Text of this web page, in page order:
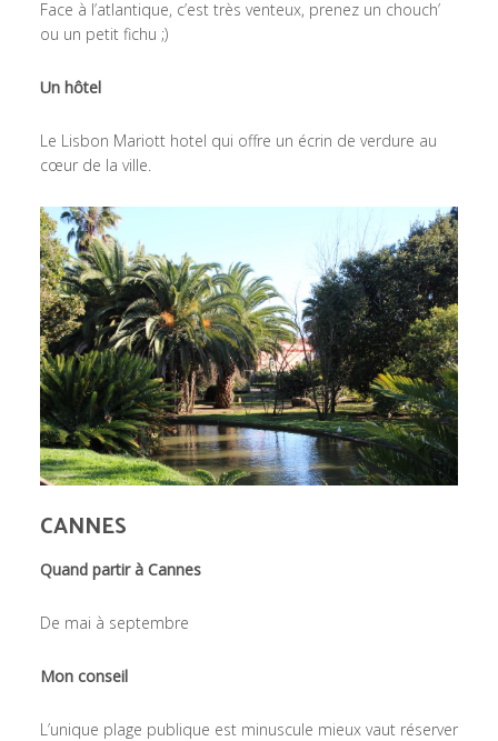
Face à l’atlantique, c’est très venteux, prenez un chouch’
ou un petit fichu ;)
Un hôtel
Le Lisbon Mariott hotel qui offre un écrin de verdure au
cœur de la ville.
CANNES
Quand partir à Cannes
De mai à septembre
Mon conseil
L’unique plage publique est minuscule mieux vaut réserver